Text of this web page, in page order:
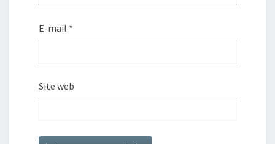
E-mail *
Site web